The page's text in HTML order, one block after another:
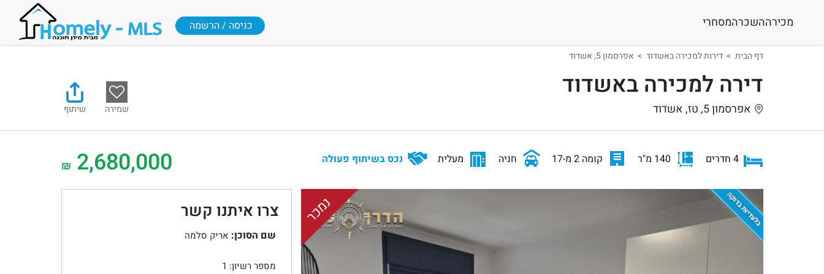
מכירההשכרהמסחרי כניסה / הרשמה
דף הבית דירות למכירה באשדוד אפרסמון 5, אשדוד
דירה למכירה באשדוד
אפרסמון 5, טז, אשדוד שמירה שיתוף
2,680,000
₪ 4 חדרים 140 מ"ר קומה 2 מ-17 חניה מעלית נכס בשיתוף פעולה
צרו איתנו קשר
שם הסוכן: אריק סלמה
מספר רשיון: 1
בלעדיות בדוקה נמכר